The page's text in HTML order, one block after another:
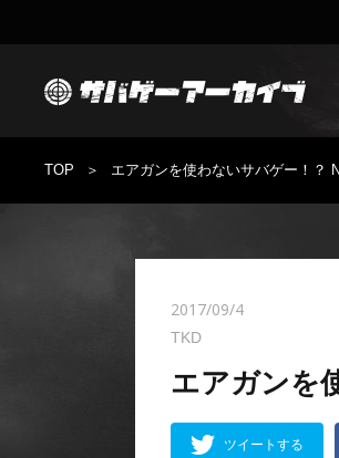
TOP エアガンを使わないサバゲー！？
2017/09/4
TKD
エアガンを
ツイートする